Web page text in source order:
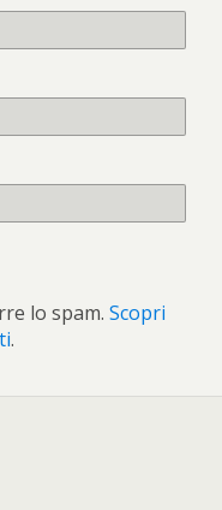
lo spam. Scopri
.